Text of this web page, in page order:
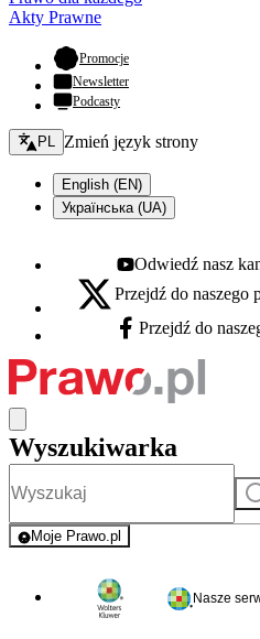
Akty Prawne
Promocje- otwiera się w nowej
Newsletter
Podcasty
Zmień język - bieżący:
PL Zmień język strony
English (EN)
Українська (UA)
Youtube - otwiera się w
Odwiedź nasz
X - otwiera się w nowej karcie
Przejdź do
Facebook - otwiera się w
Przejdź do
Wyszukiwarka
Moje Prawo.pl
- rejestracja i logowanie do
Nasze